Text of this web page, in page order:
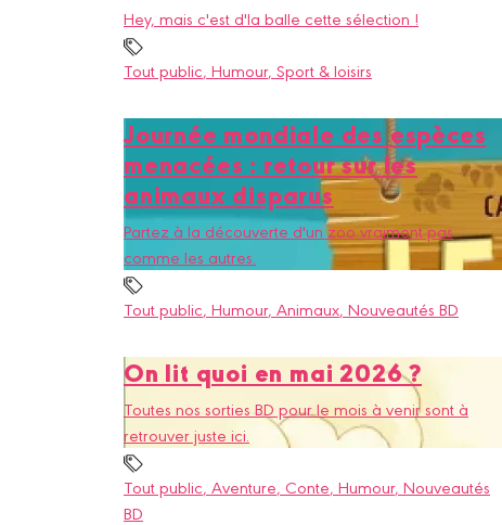
Hey, mais c'est d'la balle cette sélection !
Tout public, Humour, Sport & loisirs
Journée mondiale des espèces
menacées : retour sur les
animaux disparus
Partez à la découverte d'un zoo vraiment pas
comme les autres.
Tout public, Humour, Animaux, Nouveautés BD
On lit quoi en mai 2026 ?
Toutes nos sorties BD pour le mois à venir sont à
retrouver juste ici.
Tout public, Aventure, Conte, Humour, Nouveautés
BD